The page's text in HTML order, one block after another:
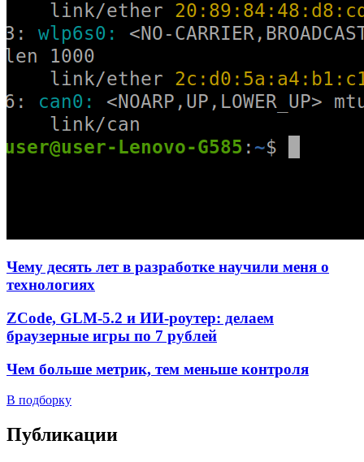
Чему десять лет в разработке научили меня о
технологиях
ZCode, GLM-5.2 и ИИ-роутер: делаем
браузерные игры по 7 рублей
Чем больше метрик, тем меньше контроля
В подборку
Публикации